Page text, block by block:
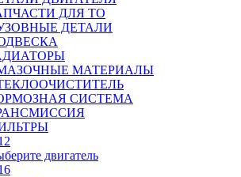
ДЛЯ ТО
ДЕТАЛИ
МАТЕРИАЛЫ
СИСТЕМА
двигатель